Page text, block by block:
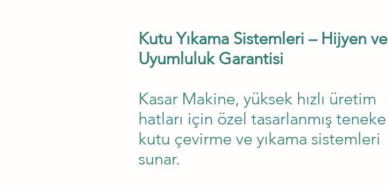
Kutu Yıkama Sistemleri – Hijyen ve
Uyumluluk Garantisi
Kasar Makine, yüksek hızlı üretim
hatları için özel tasarlanmış teneke
kutu çevirme ve yıkama sistemleri
sunar.